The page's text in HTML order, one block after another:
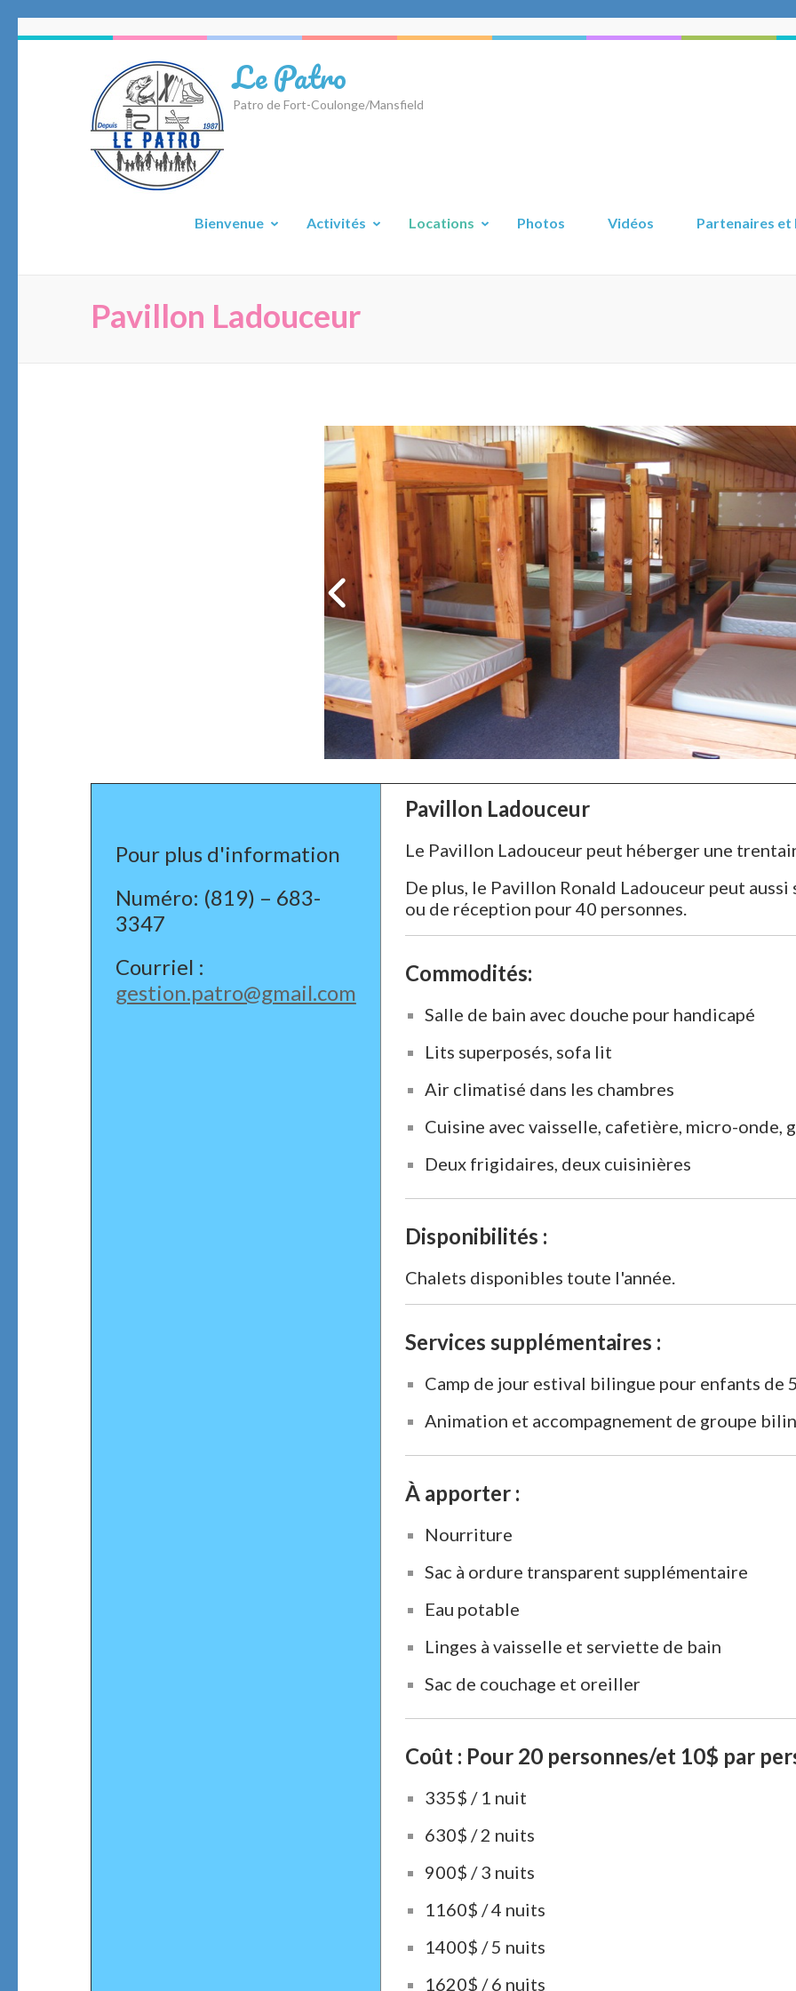
Le Patro
Patro de Fort-Coulonge/Mansfield
Bienvenue Activités Locations Photos Vidéos Partenaires et
Pavillon Ladouceur
Pour plus d'information
Numéro: (819) – 683-
3347
Courriel :
gestion.patro@gmail.com
Pavillon Ladouceur
Le Pavillon Ladouceur peut héberger une
De plus, le Pavillon Ronald Ladouceur peut
ou de réception pour 40 personnes.
Commodités:
Salle de bain avec douche pour handicapé
Lits superposés, sofa lit
Air climatisé dans les chambres
Cuisine avec vaisselle, cafetière, micro-onde,
Deux frigidaires, deux cuisinières
Disponibilités :
Chalets disponibles toute l'année.
Services supplémentaires :
Camp de jour estival bilingue pour enfants de
Animation et accompagnement de groupe
À apporter :
Nourriture
Sac à ordure transparent supplémentaire
Eau potable
Linges à vaisselle et serviette de bain
Sac de couchage et oreiller
Coût : Pour 20 personnes/et 10$ par
335$ / 1 nuit
630$ / 2 nuits
900$ / 3 nuits
1160$ / 4 nuits
1400$ / 5 nuits
1620$ / 6 nuits